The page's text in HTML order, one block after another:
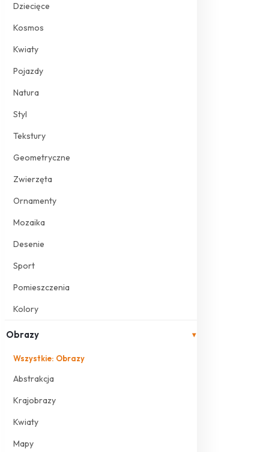
Dziecięce
Kosmos
Kwiaty
Pojazdy
Natura
Styl
Tekstury
Geometryczne
Zwierzęta
Ornamenty
Mozaika
Desenie
Sport
Pomieszczenia
Kolory
Obrazy ▾
Wszystkie: Obrazy
Abstrakcja
Krajobrazy
Kwiaty
Mapy